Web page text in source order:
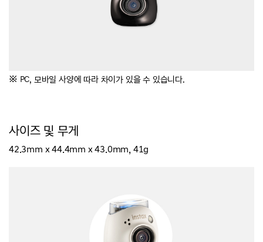
※ PC, 모바일 사양에 따라 차이가 있을 수 있습니다.
사이즈 및 무게
42.3mm x 44.4mm x 43.0mm, 41g